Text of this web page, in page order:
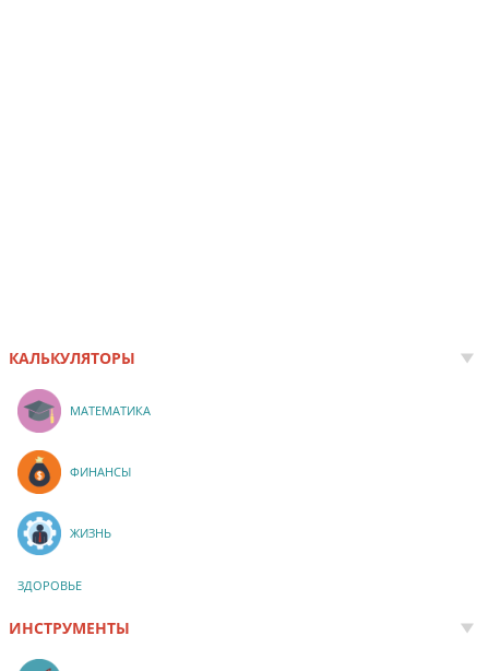
КАЛЬКУЛЯТОРЫ
МАТЕМАТИКА
ФИНАНСЫ
ЖИЗНЬ
ЗДОРОВЬЕ
ИНСТРУМЕНТЫ